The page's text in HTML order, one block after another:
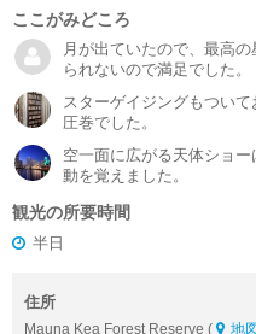
ここがみどころ
月が出ていたので、最高
られないので満足でした。
スターゲイジングもつい
圧巻でした。
空一面に広がる天体ショ
動を覚えました。
観光の所要時間
半日
住所
Mauna Kea Forest Reserve ( 地